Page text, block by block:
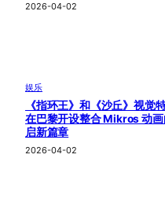
2026-04-02
娱乐
《指环王》和《沙丘》视觉
在巴黎开设整合 Mikros 动
启新篇章
2026-04-02